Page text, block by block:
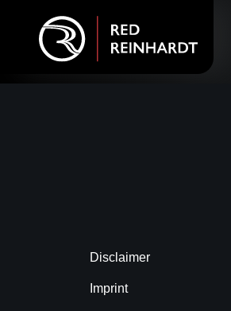
Disclaimer
Imprint